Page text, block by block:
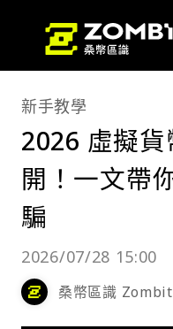
新手教學
2026 虛擬
開！一文帶
騙
2026/07/28 15:00
桑幣區識 Zombit